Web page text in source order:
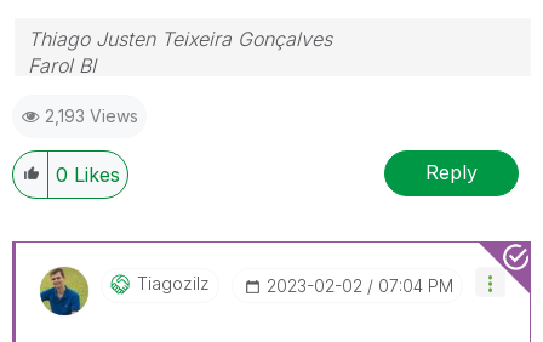
Thiago Justen Teixeira Gonçalves
Farol BI
Skype: justen.thiago
2,193 Views
0 Likes Reply
Tiagozilz ‎2023-02-02 07:04 PM